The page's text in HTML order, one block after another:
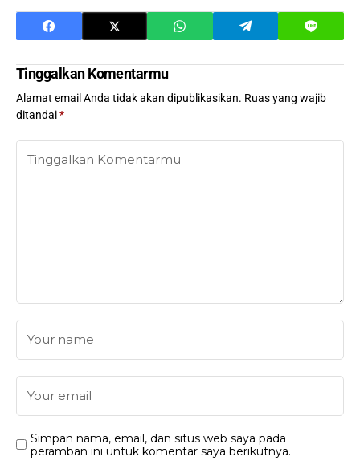
Tinggalkan Komentarmu
Alamat email Anda tidak akan dipublikasikan. Ruas yang wajib
ditandai*
Simpan nama, email, dan situs web saya pada
peramban ini untuk komentar saya berikutnya.